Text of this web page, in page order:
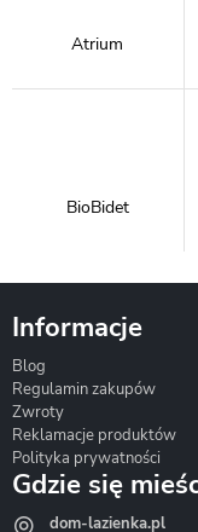
Atrium
BioBidet
Informacje
Blog
Regulamin zakupów
Zwroty
Reklamacje produktów
Polityka prywatności
Gdzie się
dom-lazienka.pl